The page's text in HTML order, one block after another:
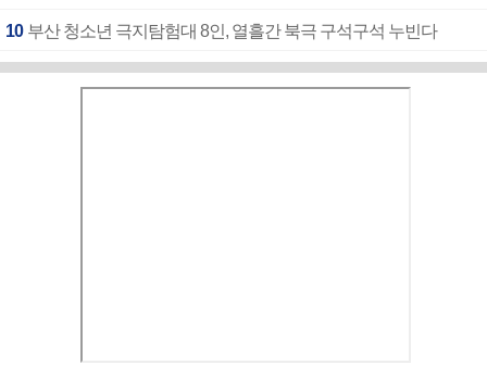
10 부산 청소년 극지탐험대 8인, 열흘간 북극 구석구석 누빈다